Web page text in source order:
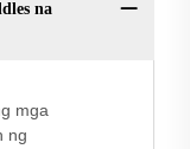
na
mga
ng